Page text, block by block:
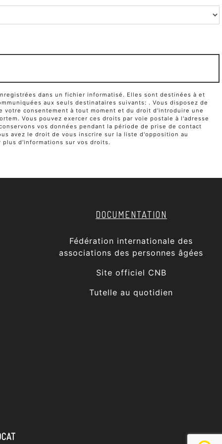
dans un fichier informatisé. Elles sont destinées à et
aux seuls destinataires suivants: . Vous disposez de
consentement à tout moment et du droit d’introduire une
Vous pouvez exercer ces droits par voie postale à l'adresse
vos données pendant la période de prise de contact
avez le droit de vous inscrire sur la liste d'opposition au
d’informations sur vos droits.
DOCUMENTATION
Fédération internationale des
associations des personnes âgées
Site officiel CNB
Tutelle au quotidien